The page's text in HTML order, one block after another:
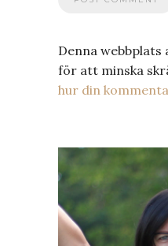
Denna webbplats
för att minska
hur din